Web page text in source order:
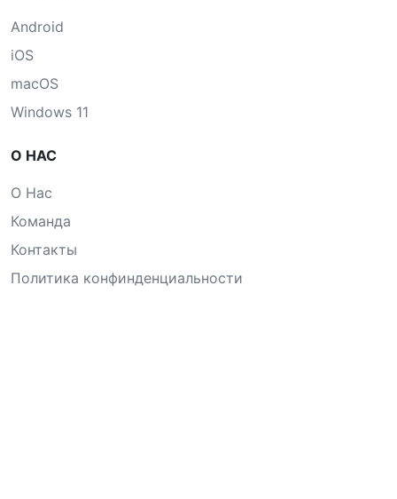
Android
iOS
macOS
Windows 11
О НАС
О Нас
Команда
Контакты
Политика конфинденциальности